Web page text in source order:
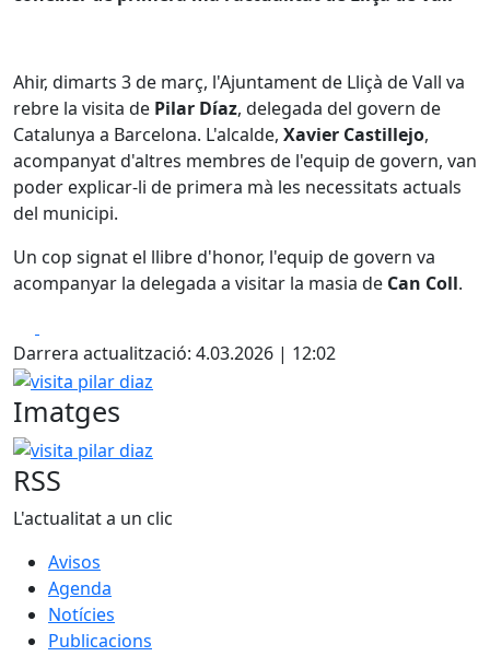
Ahir, dimarts 3 de març, l'Ajuntament de Lliçà de Vall va
rebre la visita de Pilar Díaz, delegada del govern de
Catalunya a Barcelona. L'alcalde, Xavier Castillejo,
acompanyat d'altres membres de l'equip de govern, van
poder explicar-li de primera mà les necessitats actuals
del municipi.
Un cop signat el llibre d'honor, l'equip de govern va
acompanyar la delegada a visitar la masia de Can Coll.
Darrera actualització: 4.03.2026 | 12:02
visita pilar diaz
Imatges
visita pilar diaz
RSS
L'actualitat a un clic
Avisos
Agenda
Notícies
Publicacions